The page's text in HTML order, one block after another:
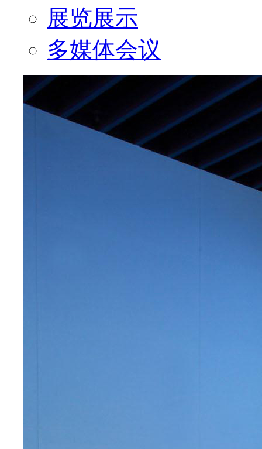
展览展示
多媒体会议